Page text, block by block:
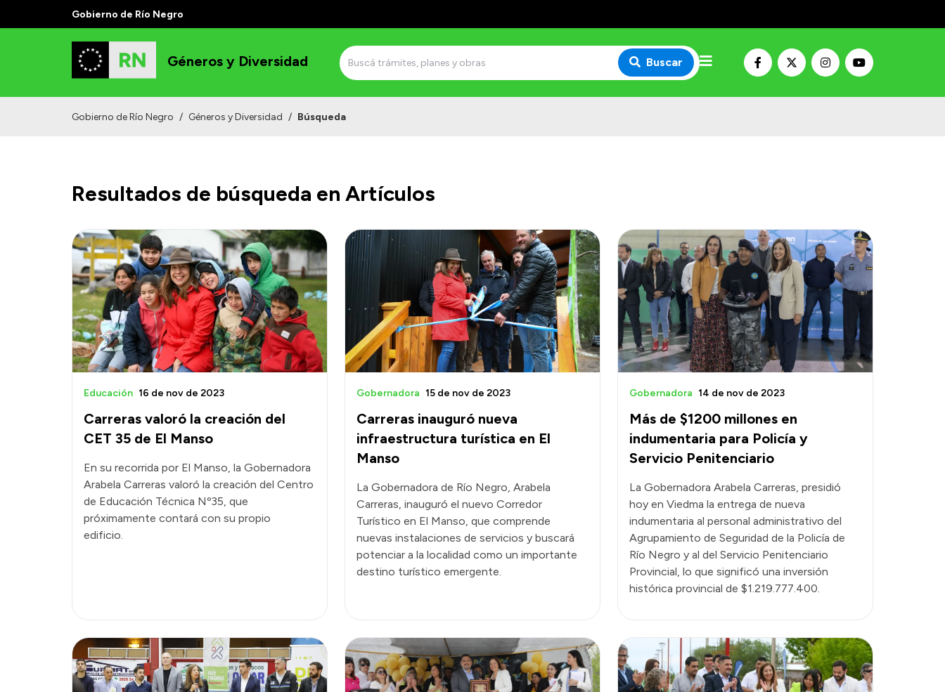
Gobierno de Río Negro
Géneros y Diversidad Buscar
Gobierno de Río Negro / Géneros y Diversidad / Búsqueda
Resultados de búsqueda en Artículos
Carreras valoró la creación del
CET 35 de El Manso
Educación 16 de nov de 2023
En su recorrida por El Manso, la Gobernadora
Arabela Carreras valoró la creación del Centro
de Educación Técnica Nº35, que
próximamente contará con su propio
edificio.
Carreras inauguró nueva
infraestructura turística en El
Manso
Gobernadora 15 de nov de 2023
La Gobernadora de Río Negro, Arabela
Carreras, inauguró el nuevo Corredor
Turístico en El Manso, que comprende
nuevas instalaciones de servicios y buscará
potenciar a la localidad como un importante
destino turístico emergente.
Más de $1200 millones en
indumentaria para Policía y
Servicio Penitenciario
Gobernadora 14 de nov de 2023
La Gobernadora Arabela Carreras, presidió
hoy en Viedma la entrega de nueva
indumentaria al personal administrativo del
Agrupamiento de Seguridad de la Policía de
Río Negro y al del Servicio Penitenciario
Provincial, lo que significó una inversión
histórica provincial de $1.219.777.400.